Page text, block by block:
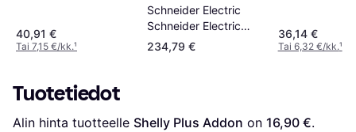
40,91 €
Tai 7,15 €/kk.¹
Schneider Electric
Schneider Electric
ATV12 0.37kW 240V
234,79 €
36,14 €
Tai 6,32 €/kk.¹
Tuotetiedot
Alin hinta tuotteelle Shelly Plus Addon on 16,90 €.